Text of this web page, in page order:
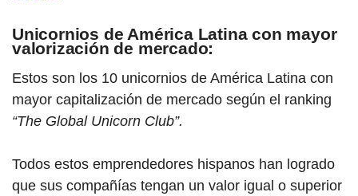
Unicornios de América Latina con mayor
valorización de mercado:
Estos son los 10 unicornios de América Latina con
mayor capitalización de mercado según el ranking
“The Global Unicorn Club”.
Todos estos emprendedores hispanos han logrado
que sus compañías tengan un valor igual o superior